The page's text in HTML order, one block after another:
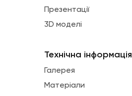
Презентації
3D моделі
Технічна інформація
Галерея
Матеріали